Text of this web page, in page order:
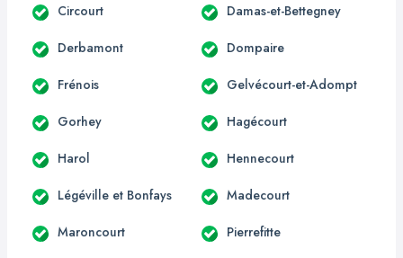
Circourt Damas-et-Bettegney
Derbamont Dompaire
Frénois Gelvécourt-et-Adompt
Gorhey Hagécourt
Harol Hennecourt
Légéville et Bonfays Madecourt
Maroncourt Pierrefitte